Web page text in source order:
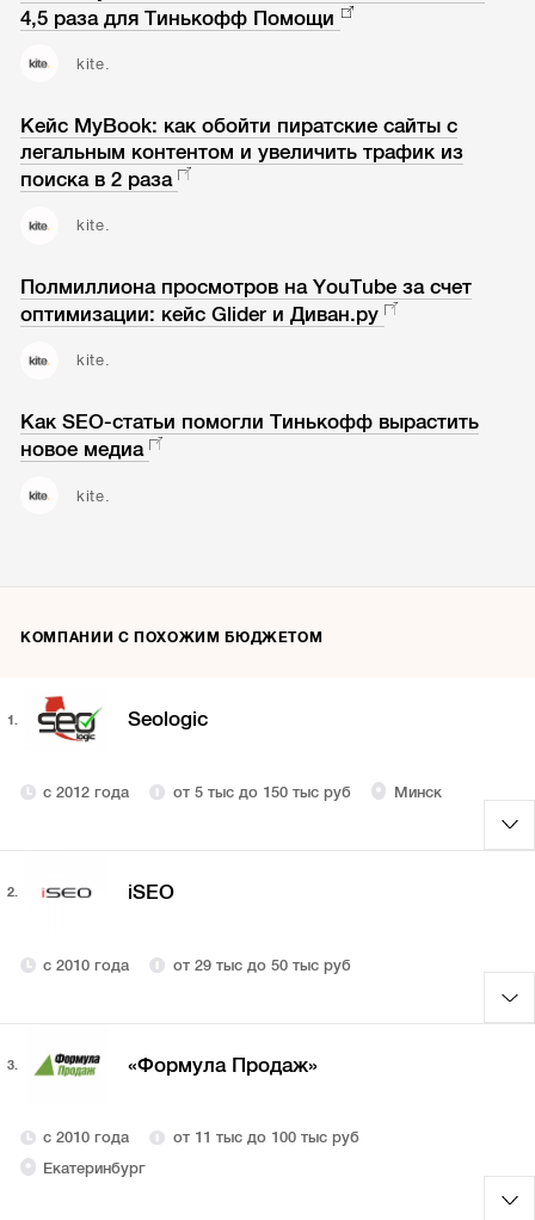
4,5 раза для Тинькофф Помощи
kite.
Кейс MyBook: как обойти пиратские сайты с
легальным контентом и увеличить трафик из
поиска в 2 раза
kite.
Полмиллиона просмотров на YouTube за счет
оптимизации: кейс Glider и Диван.ру
kite.
Как SEO-статьи помогли Тинькофф вырастить
новое медиа
kite.
КОМПАНИИ С ПОХОЖИМ БЮДЖЕТОМ
1. Seologic
с 2012 года от 5 тыс до 150 тыс руб Минск
2. iSEO
с 2010 года от 29 тыс до 50 тыс руб
3. «Формула Продаж»
с 2010 года
от 11 тыс до 100 тыс руб
Екатеринбург